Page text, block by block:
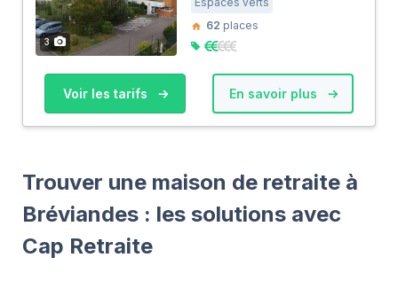
3
62 places
Voir les tarifs En savoir plus
Trouver une maison de retraite à
Bréviandes : les solutions avec
Cap Retraite